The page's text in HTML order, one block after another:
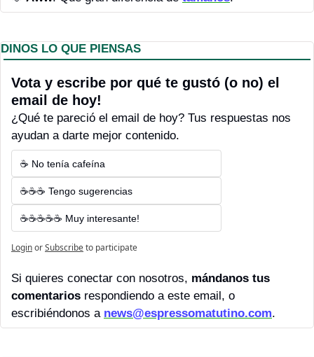
DINOS LO QUE PIENSAS
Vota y escribe por qué te gustó (o no) el
email de hoy!
¿Qué te pareció el email de hoy? Tus respuestas nos
ayudan a darte mejor contenido.
☕ No tenía cafeína
☕☕☕ Tengo sugerencias
☕☕☕☕☕ Muy interesante!
LoginorSubscribeto participate
Si quieres conectar con nosotros, mándanos tus
comentarios respondiendo a este email, o
escribiéndonos a news@espressomatutino.com.